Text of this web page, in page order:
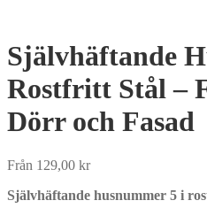
Självhäftande
Rostfritt Stål –
Dörr och Fasad
Från 129,00 kr
Självhäftande husnummer 5 i